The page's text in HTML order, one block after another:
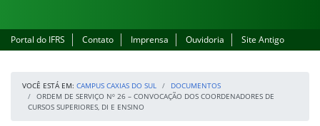
Portal do IFRS Contato Imprensa Ouvidoria Site Antigo
VOCÊ ESTÁ EM: CAMPUS CAXIAS DO SUL
DOCUMENTOS
ORDEM DE SERVIÇO Nº 26 – CONVOCAÇÃO DOS COORDENADORES DE
CURSOS SUPERIORES, DI E ENSINO